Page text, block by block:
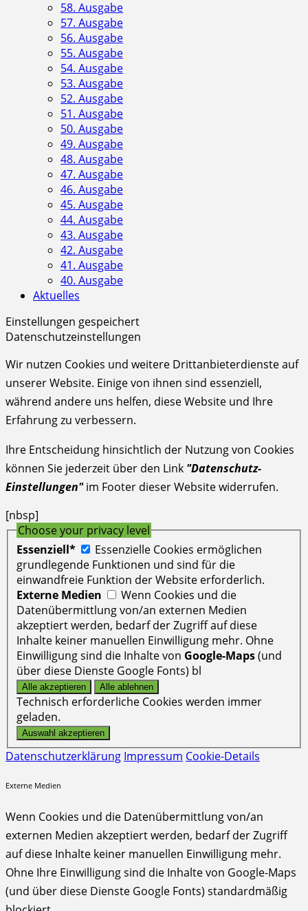
58. Ausgabe
57. Ausgabe
56. Ausgabe
55. Ausgabe
54. Ausgabe
53. Ausgabe
52. Ausgabe
51. Ausgabe
50. Ausgabe
49. Ausgabe
48. Ausgabe
47. Ausgabe
46. Ausgabe
45. Ausgabe
44. Ausgabe
43. Ausgabe
42. Ausgabe
41. Ausgabe
40. Ausgabe
Aktuelles
Einstellungen gespeichert
Datenschutzeinstellungen
Wir nutzen Cookies und weitere Drittanbieterdienste auf
unserer Website. Einige von ihnen sind essenziell,
während andere uns helfen, diese Website und Ihre
Erfahrung zu verbessern.
Ihre Entscheidung hinsichtlich der Nutzung von Cookies
können Sie jederzeit über den Link "Datenschutz-
Einstellungen"im Footer dieser Website widerrufen.
[nbsp]
Choose your privacy level
Essenziell*
Essenzielle Cookies ermöglichen
grundlegende Funktionen und sind für die
einwandfreie Funktion der Website erforderlich.
Externe Medien
Wenn Cookies und die
Datenübermittlung von/an externen Medien
akzeptiert werden, bedarf der Zugriff auf diese
Inhalte keiner manuellen Einwilligung mehr. Ohne
Einwilligung sind die Inhalte von Google-Maps(und
über diese Dienste Google Fonts) bl
Technisch erforderliche Cookies werden immer
geladen.
Datenschutzerklärung Impressum Cookie-Details
Externe Medien
Wenn Cookies und die Datenübermittlung von/an
externen Medien akzeptiert werden, bedarf der Zugriff
auf diese Inhalte keiner manuellen Einwilligung mehr.
Ohne Ihre Einwilligung sind die Inhalte von Google-Maps
(und über diese Dienste Google Fonts) standardmäßig